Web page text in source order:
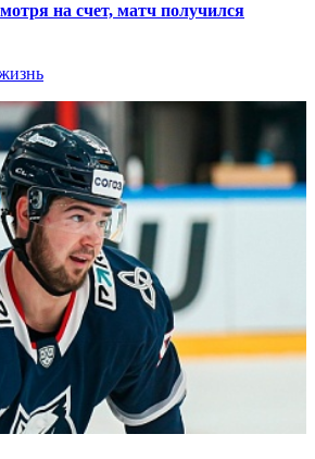
на счет, матч получился